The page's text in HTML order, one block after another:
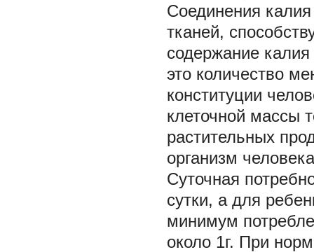
Соединения
тканей,
содержание калия
это количество
конституции
клеточной массы
растительных
организм
Суточная
сутки, а для
минимум
около 1г. При